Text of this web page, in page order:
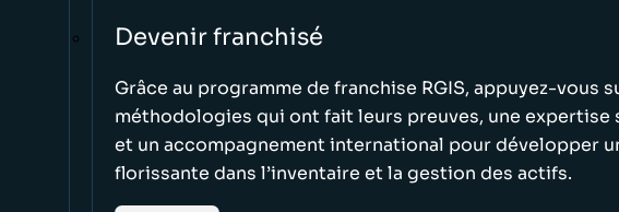
Devenir franchisé
Grâce au programme de franchise RGIS, appuyez-vous
méthodologies qui ont fait leurs preuves, une
et un accompagnement international pour développer
florissante dans l’inventaire et la gestion des actifs.